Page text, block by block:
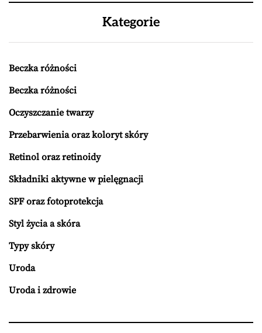
Kategorie
Beczka różności
Beczka różności
Oczyszczanie twarzy
Przebarwienia oraz koloryt skóry
Retinol oraz retinoidy
Składniki aktywne w pielęgnacji
SPF oraz fotoprotekcja
Styl życia a skóra
Typy skóry
Uroda
Uroda i zdrowie